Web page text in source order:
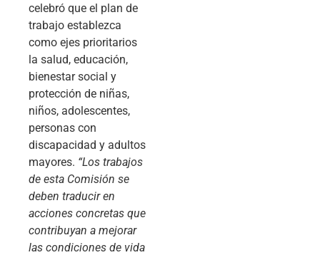
celebró que el plan de
trabajo establezca
como ejes prioritarios
la salud, educación,
bienestar social y
protección de niñas,
niños, adolescentes,
personas con
discapacidad y adultos
mayores. “Los trabajos
de esta Comisión se
deben traducir en
acciones concretas que
contribuyan a mejorar
las condiciones de vida